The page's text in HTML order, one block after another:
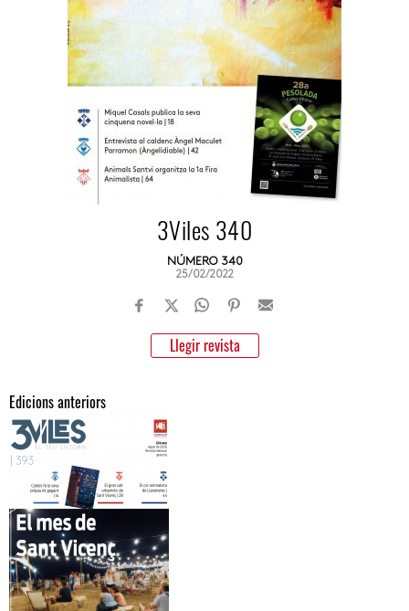
3Viles 340
NÚMERO 340
25/02/2022
Llegir revista
Edicions anteriors